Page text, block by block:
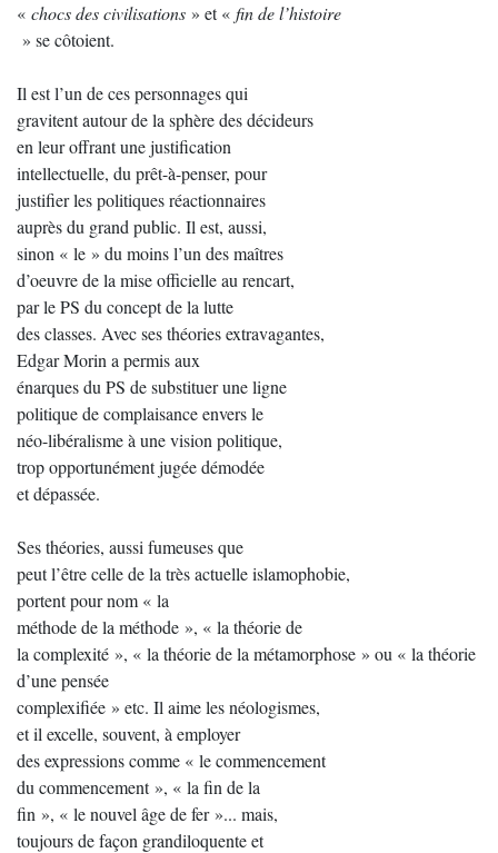
« chocs des civilisations » et « fin de l’histoire
» se côtoient.
Il est l’un de ces personnages qui
gravitent autour de la sphère des décideurs
en leur offrant une justification
intellectuelle, du prêt-à-penser, pour
justifier les politiques réactionnaires
auprès du grand public. Il est, aussi,
sinon « le » du moins l’un des maîtres
d’oeuvre de la mise officielle au rencart,
par le PS du concept de la lutte
des classes. Avec ses théories extravagantes,
Edgar Morin a permis aux
énarques du PS de substituer une ligne
politique de complaisance envers le
néo-libéralisme à une vision politique,
trop opportunément jugée démodée
et dépassée.
Ses théories, aussi fumeuses que
peut l’être celle de la très actuelle islamophobie,
portent pour nom « la
méthode de la méthode », « la théorie de
la complexité », « la théorie de la métamorphose » ou « la théorie
d’une pensée
complexifiée » etc. Il aime les néologismes,
et il excelle, souvent, à employer
des expressions comme « le commencement
du commencement », « la fin de la
fin », « le nouvel âge de fer »... mais,
toujours de façon grandiloquente et